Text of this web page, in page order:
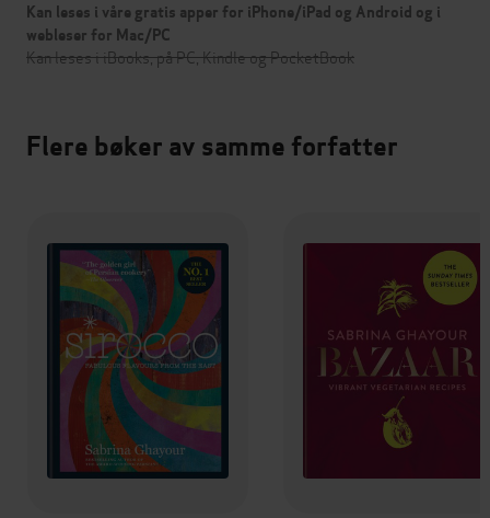
Kan leses i våre gratis apper for iPhone/iPad og Android og i
webleser for Mac/PC
Kan leses i iBooks, på PC, Kindle og PocketBook
Flere bøker av samme forfatter